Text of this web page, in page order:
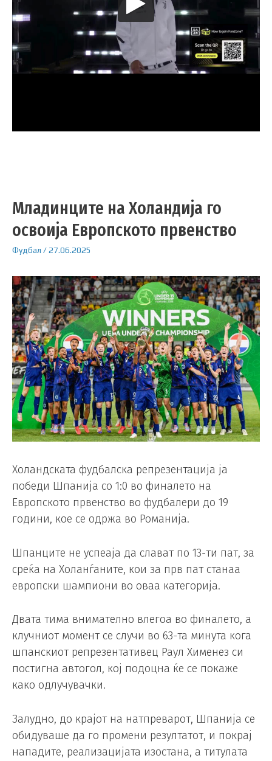
Младинците на Холандија го
освоија Европското првенство
Фудбал /27.06.2025
Холандската фудбалска репрезентација ја
победи Шпанија со 1:0 во финалето на
Европското првенство во фудбалери до 19
години, кое се одржа во Романија.
Шпанците не успеаја да слават по 13-ти пат, за
среќа на Холанѓаните, кои за прв пат станаа
европски шампиони во оваа категорија.
Двата тима внимателно влегоа во финалето, а
клучниот момент се случи во 63-та минута кога
шпанскиот репрезентативец Раул Хименез си
постигна автогол, кој подоцна ќе се покаже
како одлучувачки.
Залудно, до крајот на натпреварот, Шпанија се
обидуваше да го промени резултатот, и покрај
нападите, реализацијата изостана, а титулата